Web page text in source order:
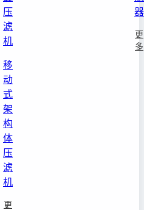
压
滤
机
移
动
式
架
构
体
压
滤
机
更
器
更
多